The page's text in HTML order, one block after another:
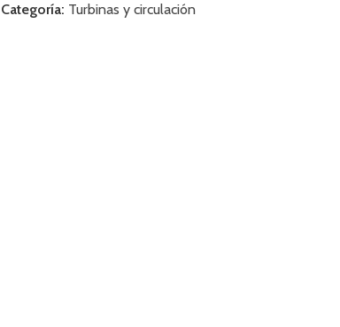
Categoría: Turbinas y circulación